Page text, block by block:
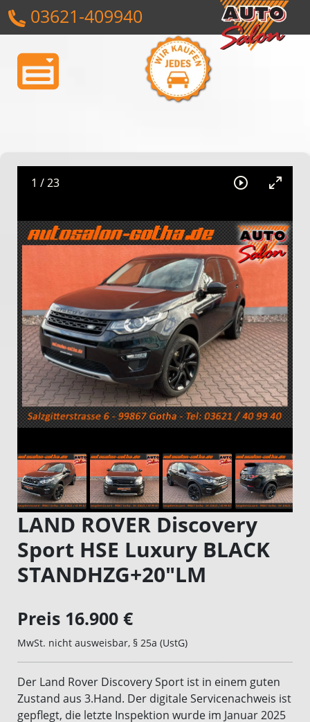
03621-409940
1 /23
LAND ROVER Discovery
Sport HSE Luxury BLACK
STANDHZG+20"LM
Preis 16.900 €
MwSt. nicht ausweisbar, § 25a (UstG)
Der Land Rover Discovery Sport ist in einem guten
Zustand aus 3.Hand. Der digitale Servicenachweis ist
gepflegt, die letzte Inspektion wurde im Januar 2025